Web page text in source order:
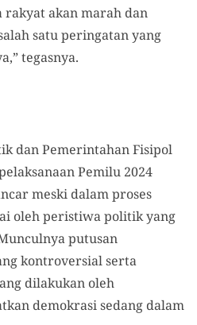
akan marah dan
satu peringatan yang
tegasnya.
dan Pemerintahan Fisipol
Pemilu 2024
meski dalam proses
oleh peristiwa politik yang
putusan
kontroversial serta
dilakukan oleh
demokrasi sedang dalam